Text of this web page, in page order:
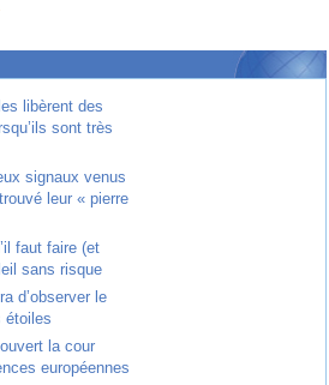
libèrent des
sont très
signaux venus
leur « pierre
faut faire (et
sans risque
d’observer le
étoiles
la cour
européennes